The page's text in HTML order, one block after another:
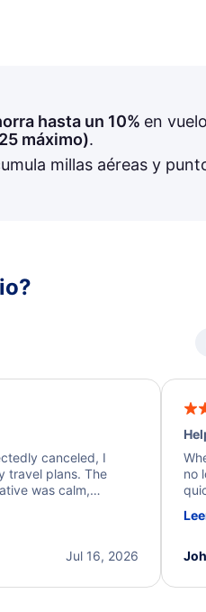
hasta un 10% en
máximo).
millas aéreas y
canceled, I
travel plans. The
was calm,
alternative flight
support andJul 16, 2026
no